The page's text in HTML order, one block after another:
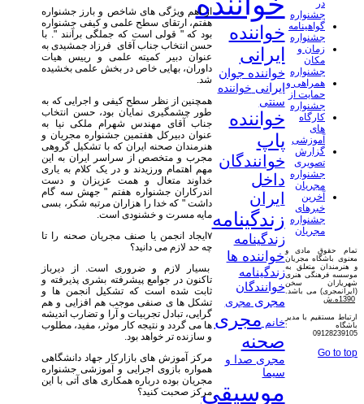
از اهم ویژگی های شاخص و بارز جشنواره
هفتم، ارتقای سطح علمی و کیفی جشنواره
بود که " قولی است که جملگی برآنند ". با
حسن انتخاب جناب آقای فرزاد جمشیدی به
عنوان دبیر کمیته علمی و رییس هیات
داوران، بهایی خاص در بخش علمی بخشیده
شد.
همچنین از نظر سطح کیفی و اجرایی که به
طور چشمگیری نمایان بود، حسن انتخاب
جناب آقای مهندس شهرام ملکی نیا به
عنوان دبیرکل هفتمین جشنواره مجریان و
هنرمندان صحنه ایران که با تشکیل گروهی
مجرب و متخصص از سراسر ایران به این
مهم اهتمام ورزیدند و در یک کلام به یاری
خداوند متعال و همت عزیزان و دست
اندرکاران جشنواره هفتم " جهش سه گام
داشت " که خدا را هزاران مرتبه شکر، بسی
مایه مسرت و خشنودی است.
۷ایجاد انجمن یا صنف مجریان صحنه را تا
چه حد لازم می دانید؟
بسیار لازم و ضروری است. از دیرباز
تاکنون در جوامع پیشرفته بشری پذیرفته و
ثابت شده است که تشکیل انجمن ها و
تشکل ها ی صنفی موجب هم افزایی و هم
گرایی، تبادل تجربیات و آرا و تضارب اندیشه
ها می گردد و نتیجه کار موثر، مفید، مطلوب
و سازنده تر خواهد بود.
مرکز آموزش های بازارکار جهاد دانشگاهی
همواره بازوی اجرایی و آموزشی جشنواره
مجریان بوده درباره همکاری های آتی با این
مرکز صحبت کنید؟
خواننده
ایرانی
خواننده جوان
ایرانی خواننده
سنتی
خواننده
پاپ
خوانندگان
داخل
ایران
زندگینامه
زندگینامه
خواننده ها
زندگینامه
خوانندگان
مجری مجری
خانم مجری
صحنه
مجری صدا و
سیما
موسیقی
در
جشنواره
گواهینامه
جشنواره
زمان و
مکان
جشنواره
همراهی و
حمایت از
جشنواره
کارگاه
های
آموزشی
گزارش
تصویری
جشنواره
مجریان
آخرین
خبرهای
جشنواره
مجریان
تمام حقوق مادی و
معنوی باشگاه مجریان
و هنرمندان متعلق به
موسسه فرهنگی هنری
شهریاران سخن
(ایرانمجری) می باشد.
1390ه.ش
ارتباط مستقیم با مدیر
باشگاه :
09128239105
Go to top